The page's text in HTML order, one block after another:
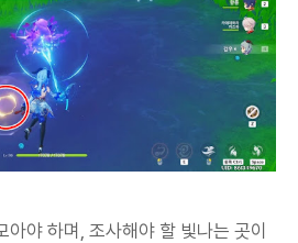
아야 하며, 조사해야 할 빛나는 곳이